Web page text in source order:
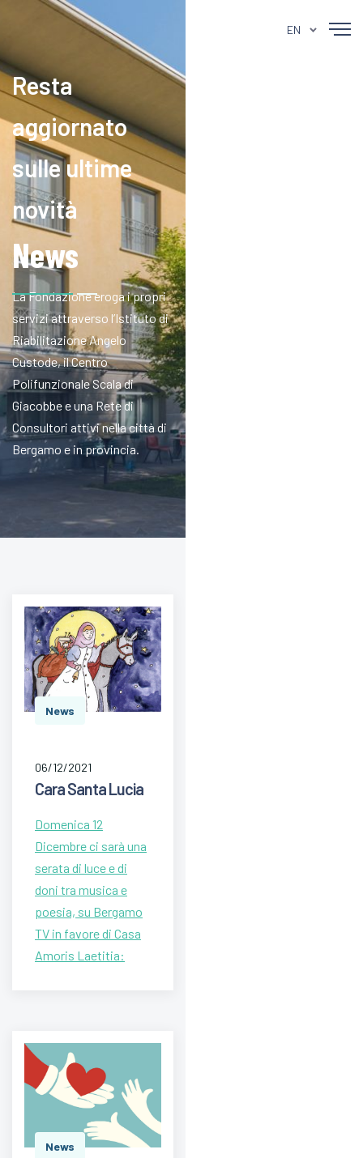
EN
Resta
aggiornato
sulle ultime
novità
News
La Fondazione eroga i propri
servizi attraverso l’Istituto di
Riabilitazione Angelo
Custode, il Centro
Polifunzionale Scala di
Giacobbe e una Rete di
Consultori attivi nella città di
Bergamo e in provincia.
News
06/12/2021
Cara Santa Lucia
Domenica 12
Dicembre ci sarà una
serata di luce e di
doni tra musica e
poesia, su Bergamo
TV in favore di Casa
Amoris Laetitia:
News